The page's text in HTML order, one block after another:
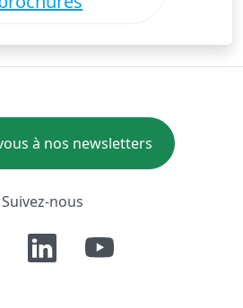
à nos newsletters
Suivez-nous